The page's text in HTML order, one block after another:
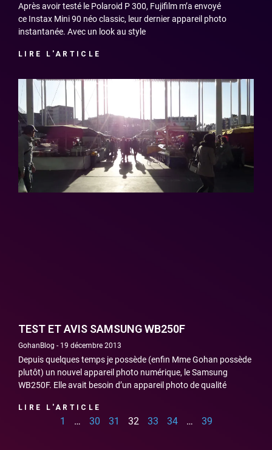
Après avoir testé le Polaroid P 300, Fujifilm m’a envoyé
ce Instax Mini 90 néo classic, leur dernier appareil photo
instantanée. Avec un look au style
LIRE L'ARTICLE
TEST ET AVIS SAMSUNG WB250F
GohanBlog 19 décembre 2013
Depuis quelques temps je possède (enfin Mme Gohan possède
plutôt) un nouvel appareil photo numérique, le Samsung
WB250F. Elle avait besoin d’un appareil photo de qualité
LIRE L'ARTICLE
1 … 30 31 32 33 34 … 39